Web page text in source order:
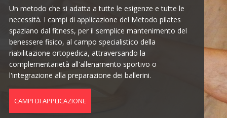
Un metodo che si adatta a tutte le esigenze e tutte le
necessità. I campi di applicazione del Metodo pilates
spaziano dal fitness, per il semplice mantenimento del
benessere fisico, al campo specialistico della
riabilitazione ortopedica, attraversando la
complementarietà all'allenamento sportivo o
l'integrazione alla preparazione dei ballerini.
CAMPI DI APPLICAZIONE